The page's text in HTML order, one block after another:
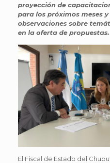
proyección de
para los próximos meses
observaciones sobre
en la oferta de propuestas.
El Fiscal de Estado del